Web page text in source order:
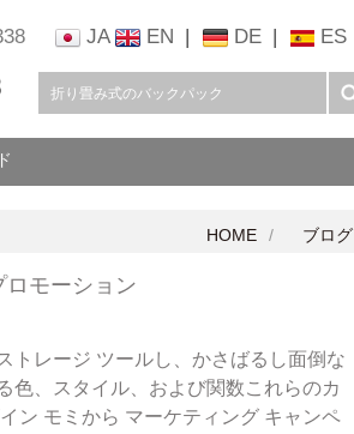
JA EN | DE | ES
HOME ブログ
モーション
トレージ ツールし、かさばるし面倒な
色、スタイル、および関数これらのカ
ン モミから マーケティング キャンペ